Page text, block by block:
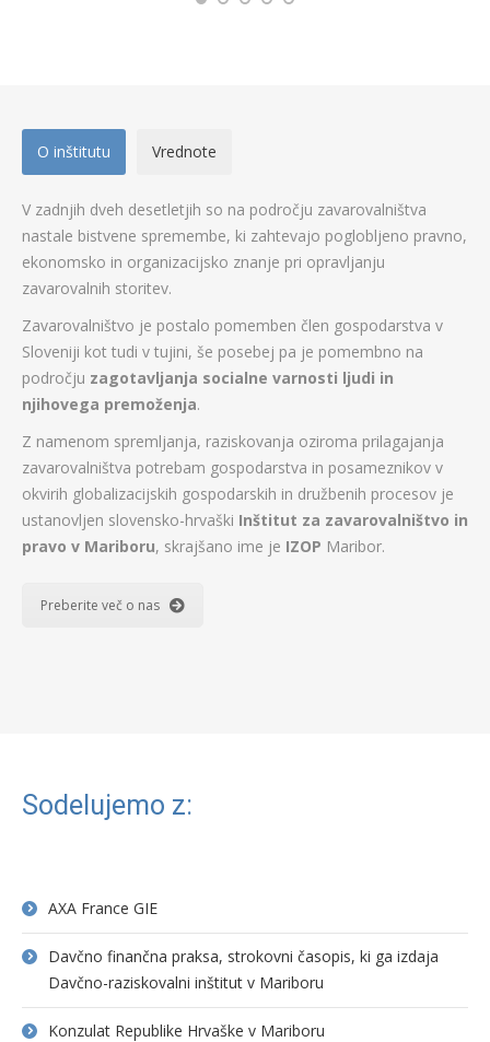
O inštitutu Vrednote
V zadnjih dveh desetletjih so na področju zavarovalništva
nastale bistvene spremembe, ki zahtevajo poglobljeno pravno,
ekonomsko in organizacijsko znanje pri opravljanju
zavarovalnih storitev.
Zavarovalništvo je postalo pomemben člen gospodarstva v
Sloveniji kot tudi v tujini, še posebej pa je pomembno na
področju zagotavljanja socialne varnosti ljudi in
njihovega premoženja.
Z namenom spremljanja, raziskovanja oziroma prilagajanja
zavarovalništva potrebam gospodarstva in posameznikov v
okvirih globalizacijskih gospodarskih in družbenih procesov je
ustanovljen slovensko-hrvaški Inštitut za zavarovalništvo in
pravo v Mariboru, skrajšano ime je IZOP Maribor.
Preberite več o nas
Sodelujemo z:
AXA France GIE
Davčno finančna praksa, strokovni časopis, ki ga izdaja
Davčno-raziskovalni inštitut v Mariboru
Konzulat Republike Hrvaške v Mariboru